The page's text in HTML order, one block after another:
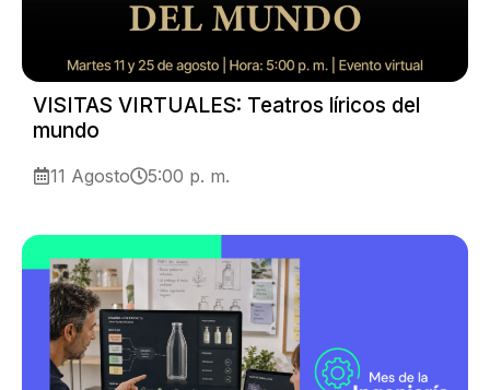
VISITAS VIRTUALES: Teatros líricos del
mundo
11 Agosto 5:00 p. m.